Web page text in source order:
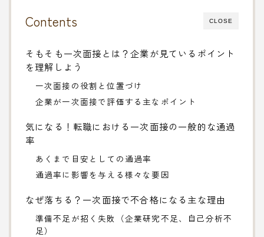
CLOSE
Contents
そもそも一次面接とは？企業が見ているポイント
を理解しよう
一次面接の役割と位置づけ
企業が一次面接で評価する主なポイント
気になる！転職における一次面接の一般的な通過
率
あくまで目安としての通過率
通過率に影響を与える様々な要因
なぜ落ちる？一次面接で不合格になる主な理由
準備不足が招く失敗（企業研究不足、自己分析不
足）